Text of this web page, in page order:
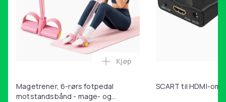
Magetrener, 6-rørs fotpedal
motstandsbånd - mage- og
Legg Magetrener, 6-rørs
Kjøp
SCART til HDMI-